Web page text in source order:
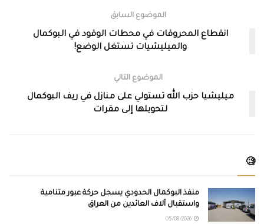
الموضوع السابق
انقطاع المحروقات في محطات الوقود في البوكمال
والميليشيات تستغل الوضع!
الموضوع التالي
ميليشيا حزب الله تستولي على منازل في ريف البوكمال
لتحويلها إلى مقرات
🧐
منفذ البوكمال الحدودي يسجل حركة عبور متنامية
واستقبال آلاف العائدين من العراق